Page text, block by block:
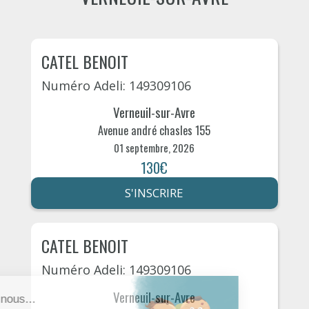
CATEL BENOIT
Numéro Adeli: 149309106
Verneuil-sur-Avre
Avenue andré chasles 155
01 septembre, 2026
130€
S'INSCRIRE
CATEL BENOIT
Numéro Adeli: 149309106
Verneuil-sur-Avre